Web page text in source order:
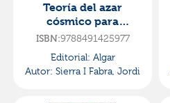
Teoría del azar
cósmico para
principiantes
ISBN:9788491425977
Editorial: Algar
Autor: Sierra I Fabra, Jordi